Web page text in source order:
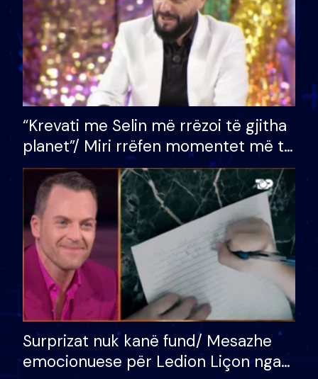
“Krevati me Selin më rrëzoi të gjitha
planet”/ Miri rrëfen momentet më të
bukura në shtëpinë e BB VIP: Do më
mungojë zilja e mëngjesit kur…
Surprizat nuk kanë fund/ Mesazhe
emocionuese për Ledion Liçon nga